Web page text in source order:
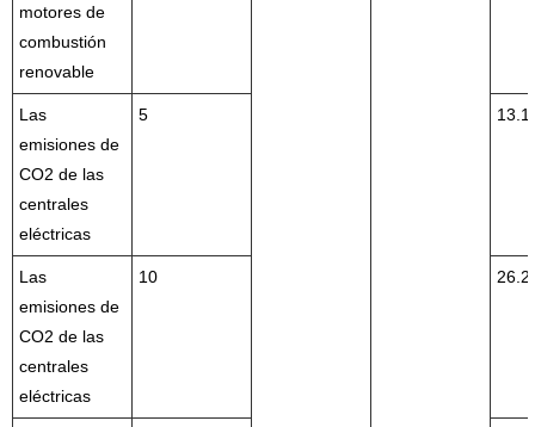
motores de
combustión
renovable
Las
emisiones de
CO2 de las
centrales
eléctricas
5 13.1
Las
emisiones de
CO2 de las
centrales
eléctricas
10